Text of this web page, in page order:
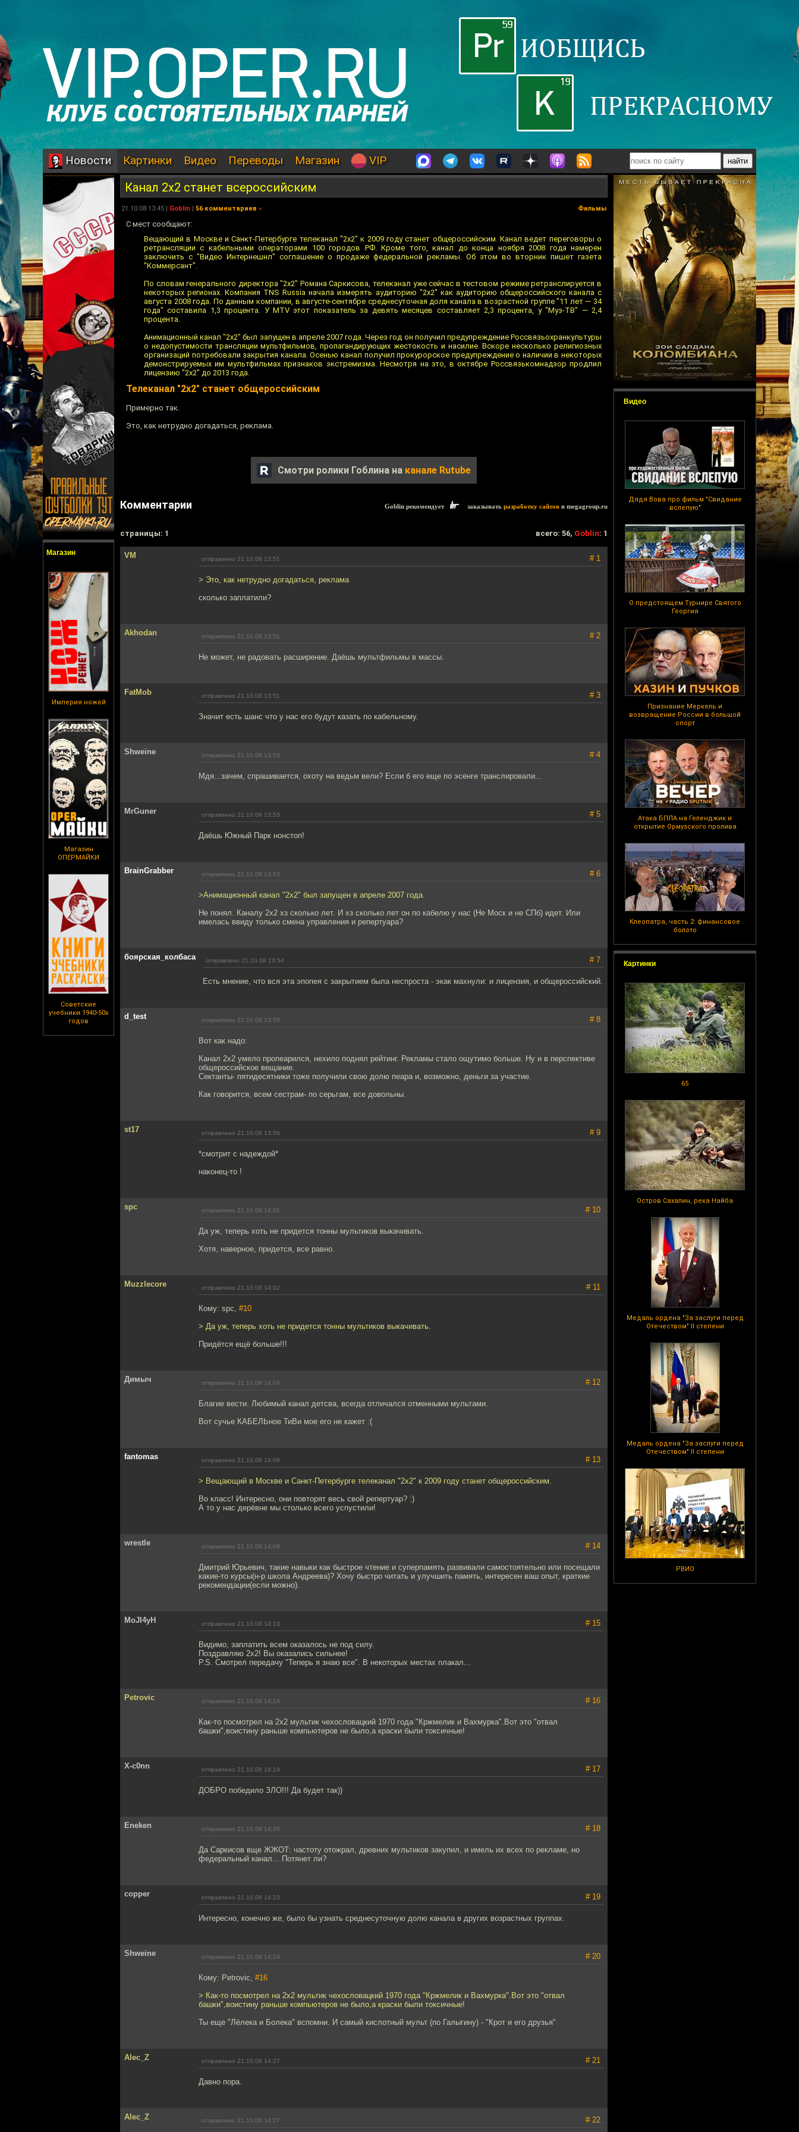
Новости Картинки Видео Переводы Магазин VIP
Магазин
Империя ножей
Магазин
ОПЕРМАЙКИ
Советские
учебники 1940-50х
годов
Видео
Дядя Вова про фильм "Свидание
вслепую"
О предстоящем Турнире Святого
Георгия
Признание Меркель и
возвращение России в большой
спорт
Атака БПЛА на Геленджик и
открытие Ормузского пролива
Клеопатра, часть 2: финансовое
болото
Картинки
65
Остров Сахалин, река Найба
Медаль ордена "За заслуги перед
Отечеством" II степени
Медаль ордена "За заслуги перед
Отечеством" II степени
РВИО
Канал 2х2 станет всероссийским
21.10.08 13:45 | Goblin | 56 комментариев » Фильмы
C мест сообщают:
Вещающий в Москве и Санкт-Петербурге телеканал "2x2" к 2009 году станет общероссийским. Канал ведет переговоры о
ретрансляции с кабельными операторами 100 городов РФ. Кроме того, канал до конца ноября 2008 года намерен
заключить с "Видео Интернешнл" соглашение о продаже федеральной рекламы. Об этом во вторник пишет газета
"Коммерсант".
По словам генерального директора "2x2" Романа Саркисова, телеканал уже сейчас в тестовом режиме ретранслируется в
некоторых регионах. Компания TNS Russia начала измерять аудиторию "2x2" как аудиторию общероссийского канала с
августа 2008 года. По данным компании, в августе-сентябре среднесуточная доля канала в возрастной группе "11 лет — 34
года" составила 1,3 процента. У MTV этот показатель за девять месяцев составляет 2,3 процента, у "Муз-ТВ" — 2,4
процента.
Анимационный канал "2x2" был запущен в апреле 2007 года. Через год он получил предупреждение Россвязьохранкультуры
о недопустимости трансляции мультфильмов, пропагандирующих жестокость и насилие. Вскоре несколько религиозных
организаций потребовали закрытия канала. Осенью канал получил прокурорское предупреждение о наличии в некоторых
демонстрируемых им мультфильмах признаков экстремизма. Несмотря на это, в октябре Россвязькомнадзор продлил
лицензию "2x2" до 2013 года.
Телеканал "2x2" станет общероссийским
Примерно так.
Это, как нетрудно догадаться, реклама.
Смотри ролики Гоблина на канале Rutube
Комментарии Goblin рекомендует заказывать разработку сайтов в megagroup.ru
cтраницы: 1 всего: 56, Goblin: 1
VM отправлено 21.10.08 13:51 # 1
> Это, как нетрудно догадаться, реклама
сколько заплатили?
Akhodan отправлено 21.10.08 13:51 # 2
Не может, не радовать расширение. Даёшь мультфильмы в массы.
FatMob отправлено 21.10.08 13:51 # 3
Значит есть шанс что у нас его будут казать по кабельному.
Shweine отправлено 21.10.08 13:53 # 4
Мдя...зачем, спрашивается, охоту на ведьм вели? Если б его еще по эсенге транслировали...
MrGuner отправлено 21.10.08 13:53 # 5
Даёшь Южный Парк нонстоп!
BrainGrabber отправлено 21.10.08 13:53 # 6
>Анимационный канал "2x2" был запущен в апреле 2007 года.
Не понял. Каналу 2х2 хз сколько лет. И хз сколько лет он по кабелю у нас (Не Моск и не СПб) идет. Или
имелась ввиду только смена управления и репертуара?
боярская_колбаса отправлено 21.10.08 13:54 # 7
Есть мнение, что вся эта эпопея с закрытием была неспроста - экак махнули: и лицензия, и общероссийский.
d_test отправлено 21.10.08 13:55 # 8
Вот как надо:
Канал 2х2 умело пропеарился, нехило поднял рейтинг. Рекламы стало ощутимо больше. Ну и в перспективе
общероссийское вещание.
Сектанты- пятидесятники тоже получили свою долю пеара и, возможно, деньги за участие.
Как говорится, всем сестрам- по серьгам, все довольны.
st17 отправлено 21.10.08 13:56 # 9
*смотрит с надеждой*
наконец-то !
spc отправлено 21.10.08 14:01 # 10
Да уж, теперь хоть не придется тонны мультиков выкачивать.
Хотя, наверное, придется, все равно.
Muzzlecore отправлено 21.10.08 14:02 # 11
Кому: spc, #10
> Да уж, теперь хоть не придется тонны мультиков выкачивать.
Придётся ещё больше!!!
Димыч отправлено 21.10.08 14:04 # 12
Благие вести. Любимый канал детсва, всегда отличался отменными мультами.
Вот сучье КАБЕЛЬное ТиВи мое его не кажет :(
fantomas отправлено 21.10.08 14:09 # 13
> Вещающий в Москве и Санкт-Петербурге телеканал "2x2" к 2009 году станет общероссийским.
Во класс! Интересно, они повторят весь свой репертуар? :)
А то у нас дерёвне мы столько всего успустили!
wrestle отправлено 21.10.08 14:09 # 14
Дмитрий Юрьевич, такие навыки как быстрое чтение и суперпамять развивали самостоятельно или посещали
какие-то курсы(н-р школа Андреева)? Хочу быстро читать и улучшить память, интересен ваш опыт, краткие
рекомендации(если можно).
MoJI4yH отправлено 21.10.08 14:13 # 15
Видимо, заплатить всем оказалось не под силу.
Поздравляю 2х2! Вы оказались сильнее!
P.S. Смотрел передачу "Теперь я знаю все". В некоторых местах плакал...
Petrovic отправлено 21.10.08 14:14 # 16
Как-то посмотрел на 2х2 мультик чехословацкий 1970 года "Кржмелик и Вахмурка".Вот это "отвал
башки",воистину раньше компьютеров не было,а краски были токсичные!
X-c0nn отправлено 21.10.08 14:19 # 17
ДОБРО победило ЗЛО!!! Да будет так))
Eneken отправлено 21.10.08 14:20 # 18
Да Саркисов вще ЖЖОТ: частоту отожрал, древних мультиков закупил, и имель их всех по рекламе, но
федеральный канал... Потянет ли?
copper отправлено 21.10.08 14:23 # 19
Интересно, конечно же, было бы узнать среднесуточную долю канала в других возрастных группах.
Shweine отправлено 21.10.08 14:24 # 20
Кому: Petrovic, #16
> Как-то посмотрел на 2х2 мультик чехословацкий 1970 года "Кржмелик и Вахмурка".Вот это "отвал
башки",воистину раньше компьютеров не было,а краски были токсичные!
Ты еще "Лёлека и Болека" вспомни. И самый кислотный мульт (по Галыгину) - "Крот и его друзья"
Alec_Z отправлено 21.10.08 14:27 # 21
Давно пора.
Alec_Z отправлено 21.10.08 14:27 # 22